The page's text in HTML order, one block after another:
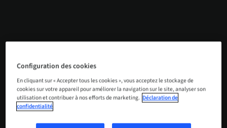
Configuration des cookies
En cliquant sur « Accepter tous les cookies », vous acceptez le stockage de
cookies sur votre appareil pour améliorer la navigation sur le site, analyser son
utilisation et contribuer à nos efforts de marketing. Déclaration de
confidentialité